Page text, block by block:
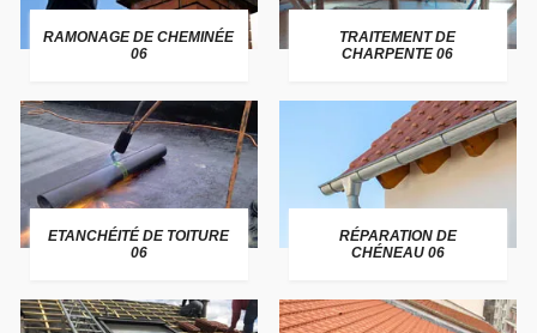
RAMONAGE DE CHEMINÉE
06
TRAITEMENT DE
CHARPENTE 06
ETANCHÉITÉ DE TOITURE
06
RÉPARATION DE
CHÉNEAU 06